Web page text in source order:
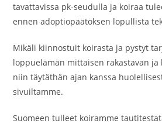
tavattavissa pk-seudulla ja koiraa
ennen adoptiopäätöksen lopullista
Mikäli kiinnostuit koirasta ja pystyt
loppuelämän mittaisen rakastavan
niin täytäthän ajan kanssa
sivuiltamme.
Suomeen tulleet koiramme